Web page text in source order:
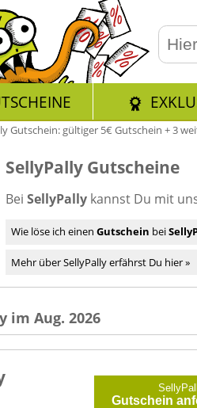
Gutschein: gültiger 5€ Gutschein + 3
SellyPally Gutscheine
BeiSellyPally kannst Du mit
Wie löse ich einen Gutschein bei
Mehr über SellyPally erfährst Du hier »
im Aug. 2026
Gutschein